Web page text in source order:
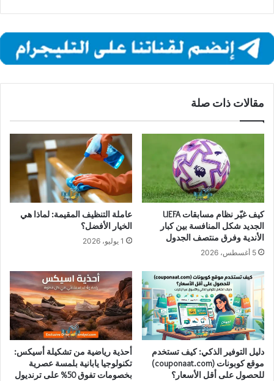
مقالات ذات صلة
كيف غيّر نظام مسابقات UEFA
الجديد شكل المنافسة بين كبار
الأندية وفرق منتصف الجدول
5 أغسطس، 2026
عاملة التنظيف المقيمة: لماذا هي
الخيار الأفضل؟
1 يوليو، 2026
دليل التوفير الذكي: كيف تستخدم
موقع كوبونات (couponaat.com)
للحصول على أقل الأسعار؟
أحذية رياضية من تشكيلة أسيكس:
تكنولوجيا يابانية بلمسة عصرية
بخصومات تفوق 50% على ترنديول